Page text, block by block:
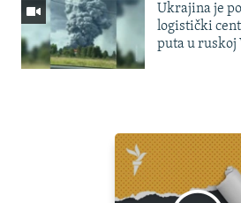
Ukrajina je
logistički
puta u